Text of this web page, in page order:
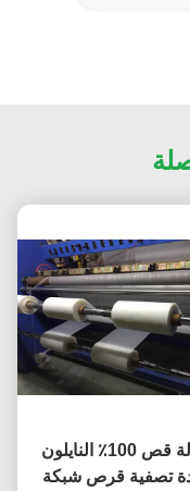
جولة قص 100٪ النايلون
تصفية قرص شبكة